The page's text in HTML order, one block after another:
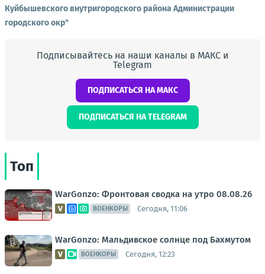
Куйбышевского внутригородского района Администрации
городского окр"
Подписывайтесь на наши каналы в МАКС и
Telegram
ПОДПИСАТЬСЯ НА МАКС
ПОДПИСАТЬСЯ НА TELEGRAM
Топ
WarGonzo: Фронтовая сводка на утро 08.08.26
ВОЕНКОРЫ Сегодня, 11:06
WarGonzo: Мальдивское солнце под Бахмутом
ВОЕНКОРЫ Сегодня, 12:23